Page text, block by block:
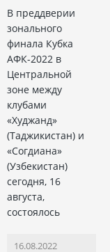
В преддверии
зонального
финала Кубка
АФК-2022 в
Центральной
зоне между
клубами
«Худжанд»
(Таджикистан) и
«Согдиана»
(Узбекистан)
сегодня, 16
августа,
состоялось
16.08.2022